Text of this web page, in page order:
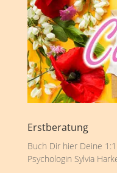
Erstberatung
Buch Dir hier Deine
Psychologin Sylvia